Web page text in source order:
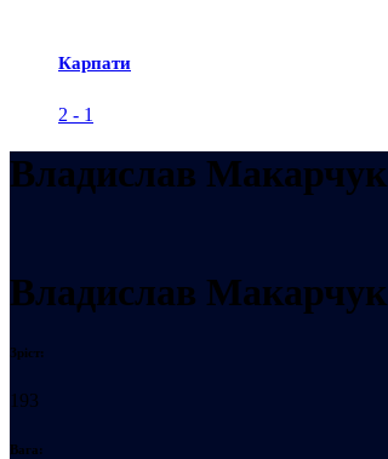
Карпати
2 - 1
Владислав Макарчук
Владислав Макарчук
Зріст:
193
Вага: